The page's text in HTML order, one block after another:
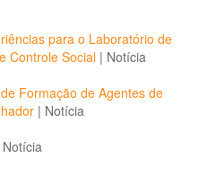
para o Laboratório de
Controle Social | Notícia
Formação de Agentes de
| Notícia
Notícia